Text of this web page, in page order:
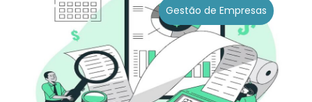
Gestão de Empresas